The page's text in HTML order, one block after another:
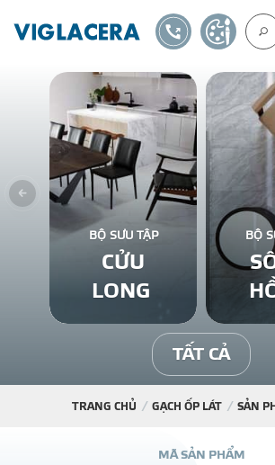
1900561582TỰ THIẾT
BỘ SƯU TẬP
CỬU
LONG
BỘ
TẤT CẢ
TRANG CHỦ GẠCH ỐP LÁT SẢN
MÃ SẢN PHẨM